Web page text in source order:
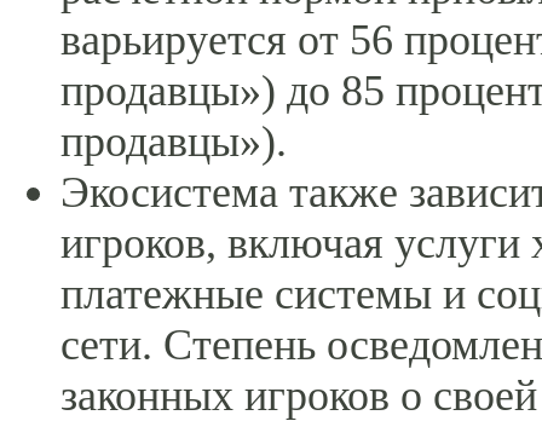
варьируется от 56
продавцы») до 85
продавцы»).
Экосистема также
игроков, включая услуги
платежные системы и
сети. Степень
законных игроков о